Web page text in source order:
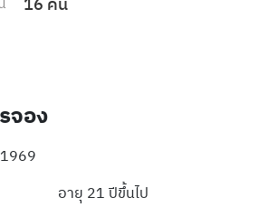
จอง
อายุ 21 ปีขึ้นไป